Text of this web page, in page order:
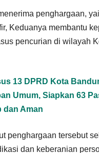
penghargaan,
Keduanya membantu
pencurian di wilayah
13 DPRD Kota
Umum, Siapkan 63
dan Aman
penghargaan tersebut
dan keberanian